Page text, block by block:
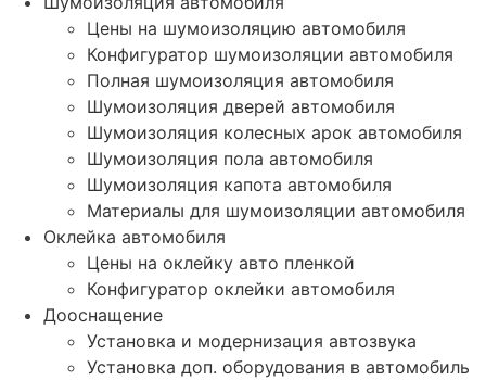
Цены на шумоизоляцию автомобиля
Конфигуратор шумоизоляции автомобиля
Полная шумоизоляция автомобиля
Шумоизоляция дверей автомобиля
Шумоизоляция колесных арок автомобиля
Шумоизоляция пола автомобиля
Шумоизоляция капота автомобиля
Материалы для шумоизоляции автомобиля
Оклейка автомобиля
Цены на оклейку авто пленкой
Конфигуратор оклейки автомобиля
Дооснащение
Установка и модернизация автозвука
Установка доп. оборудования в автомобиль